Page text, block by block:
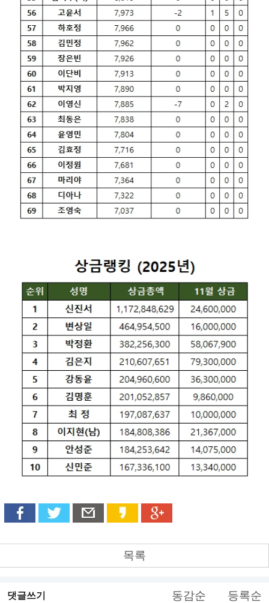
목록
댓글쓰기 동감순 등록순